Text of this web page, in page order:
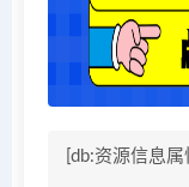
[db:资源信息属